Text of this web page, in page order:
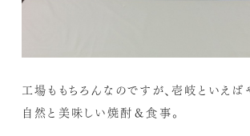
工場ももちろんなのですが、壱岐といえば
自然と美味しい焼酎＆食事。